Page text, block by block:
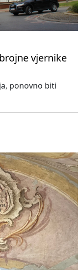
vjernike
ponovno biti